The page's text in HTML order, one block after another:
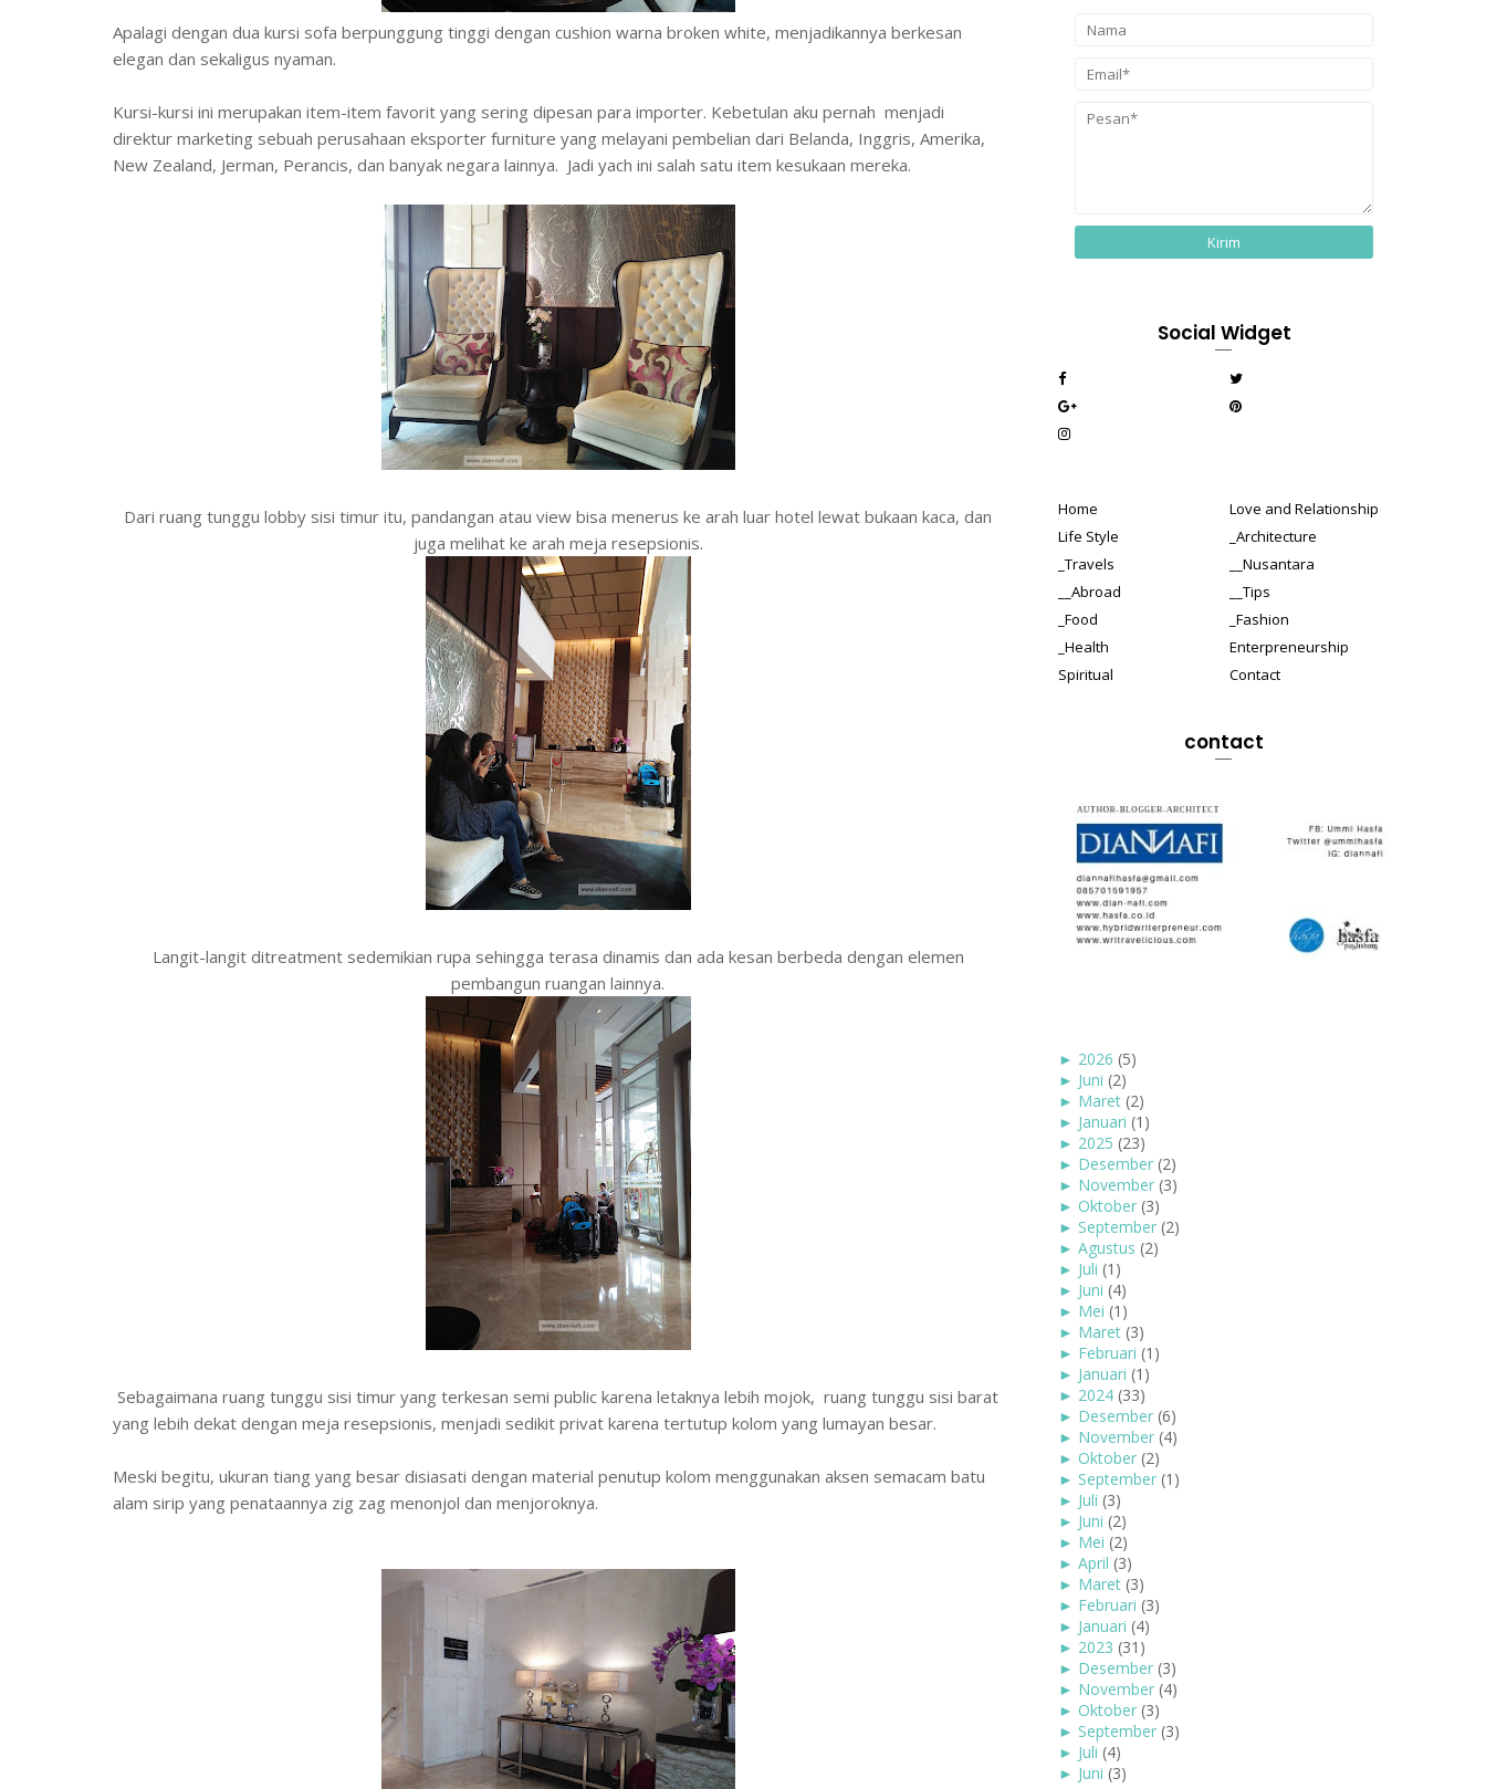
Apalagi dengan dua kursi sofa berpunggung tinggi dengan cushion warna broken white, menjadikannya berkesan
elegan dan sekaligus nyaman.
Kursi-kursi ini merupakan item-item favorit yang sering dipesan para importer. Kebetulan aku pernah menjadi
direktur marketing sebuah perusahaan eksporter furniture yang melayani pembelian dari Belanda, Inggris, Amerika,
New Zealand, Jerman, Perancis, dan banyak negara lainnya. Jadi yach ini salah satu item kesukaan mereka.
Dari ruang tunggu lobby sisi timur itu, pandangan atau view bisa menerus ke arah luar hotel lewat bukaan kaca, dan
juga melihat ke arah meja resepsionis.
Langit-langit ditreatment sedemikian rupa sehingga terasa dinamis dan ada kesan berbeda dengan elemen
pembangun ruangan lainnya.
Sebagaimana ruang tunggu sisi timur yang terkesan semi public karena letaknya lebih mojok, ruang tunggu sisi barat
yang lebih dekat dengan meja resepsionis, menjadi sedikit privat karena tertutup kolom yang lumayan besar.
Meski begitu, ukuran tiang yang besar disiasati dengan material penutup kolom menggunakan aksen semacam batu
alam sirip yang penataannya zig zag menonjol dan menjoroknya.
Social Widget
Home
Love and Relationship
Life Style
_Architecture
_Travels
__Nusantara
__Abroad
__Tips
_Food
_Fashion
_Health
Enterpreneurship
Spiritual
Contact
contact
► 2026 (5)
► Juni (2)
► Maret (2)
► Januari (1)
► 2025 (23)
► Desember (2)
► November (3)
► Oktober (3)
► September (2)
► Agustus (2)
► Juli (1)
► Juni (4)
► Mei (1)
► Maret (3)
► Februari (1)
► Januari (1)
► 2024 (33)
► Desember (6)
► November (4)
► Oktober (2)
► September (1)
► Juli (3)
► Juni (2)
► Mei (2)
► April (3)
► Maret (3)
► Februari (3)
► Januari (4)
► 2023 (31)
► Desember (3)
► November (4)
► Oktober (3)
► September (3)
► Juli (4)
► Juni (3)